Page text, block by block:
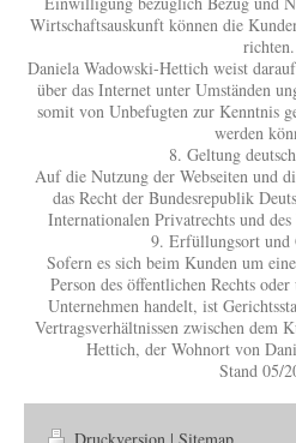
Wirtschaftsauskunft können die
richten.
Daniela Wadowski-Hettich weist
über das Internet unter Umständen
somit von Unbefugten zur Kenntnis
werden
8. Geltung
Auf die Nutzung der Webseiten und
das Recht der Bundesrepublik
Internationalen Privatrechts und
9. Erfüllungsort und
Sofern es sich beim Kunden um
Person des öffentlichen Rechts
Unternehmen handelt, ist
Vertragsverhältnissen zwischen dem
Hettich, der Wohnort von
Stand 05/